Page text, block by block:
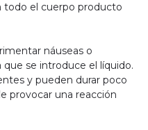
todo el cuerpo producto
náuseas o
se introduce el líquido.
y pueden durar poco
provocar una reacción